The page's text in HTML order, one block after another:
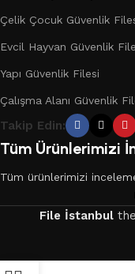
Çelik Çocuk Güvenlik
Evcil Hayvan Güvenlik
Yapı Güvenlik Filesi
Çalışma Alanı Güvenlik
Takip Edin:
Tüm Ürünlerimizi
Tüm ürünlerimizi
File İstanbul